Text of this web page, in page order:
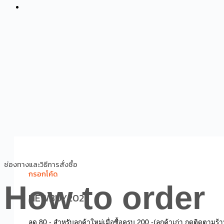
ช่องทางและวิธีการสั่งซื้อ
How to order
กรอกโค้ด
NEWBUY2021
ลด 80.- สำหรับลูกค้าใหม่เมื่อซื้อครบ 200.-(ลูกค้าเก่า กดติดตามร้